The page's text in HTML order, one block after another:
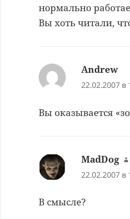
нормально
Вы хоть читали,
Andrew:
22.02.2007 в
Вы оказывается
MadDog :
22.02.2007 в
В смысле?